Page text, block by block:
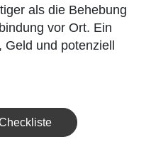
als die Behebung
vor Ort. Ein
und potenziell